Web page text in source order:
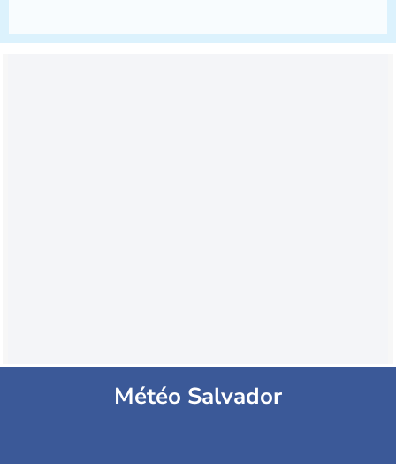
Météo Salvador